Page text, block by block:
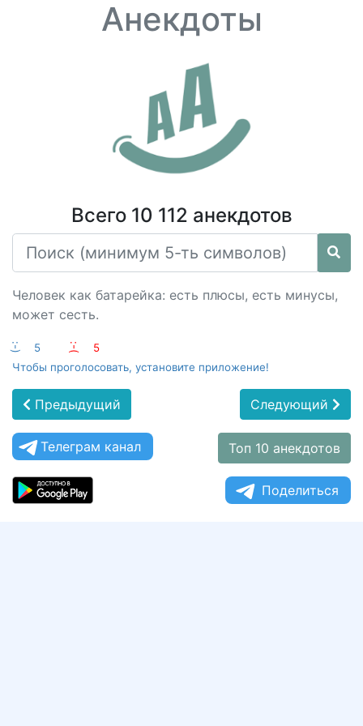
Анекдоты
Всего 10 112 анекдотов
Человек как батарейка: есть плюсы, есть минусы,
может сесть.
:-) 5 :-(
5
Чтобы проголосовать, установите приложение!
Предыдущий Следующий
Телеграм канал Топ 10 анекдотов
Поделиться